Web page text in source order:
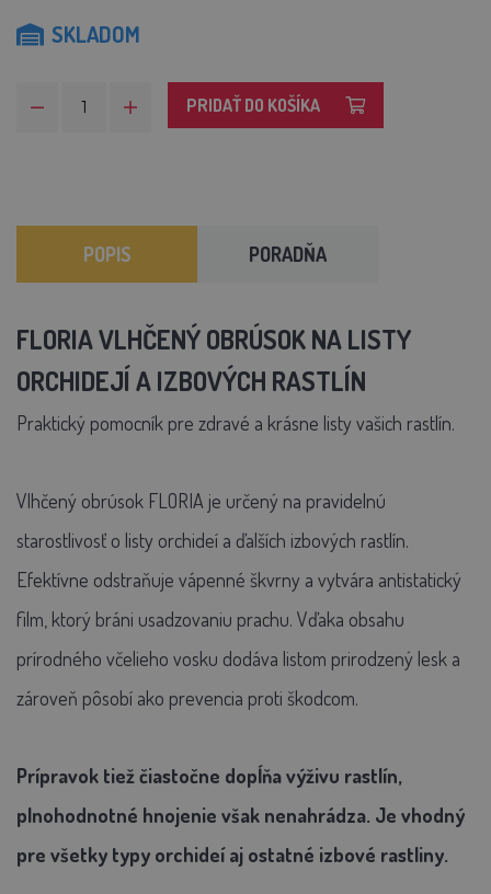
SKLADOM
PRIDAŤ DO KOŠÍKA
POPIS PORADŇA
FLORIA VLHČENÝ OBRÚSOK NA LISTY
ORCHIDEJÍ A IZBOVÝCH RASTLÍN
Praktický pomocník pre zdravé a krásne listy vašich rastlín.
Vlhčený obrúsok FLORIA je určený na pravidelnú
starostlivosť o listy orchideí a ďalších izbových rastlín.
Efektívne odstraňuje vápenné škvrny a vytvára antistatický
film, ktorý bráni usadzovaniu prachu. Vďaka obsahu
prírodného včelieho vosku dodáva listom prirodzený lesk a
zároveň pôsobí ako prevencia proti škodcom.
Prípravok tiež čiastočne dopĺňa výživu rastlín,
plnohodnotné hnojenie však nenahrádza. Je vhodný
pre všetky typy orchideí aj ostatné izbové rastliny.